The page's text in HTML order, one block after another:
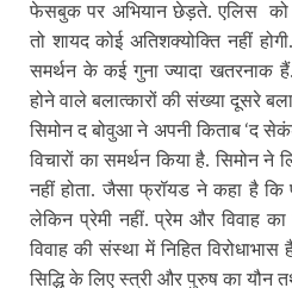
फेसबुक पर अभियान छेड़ते. एलिस को
तो शायद कोई अतिशक्योक्ति नहीं
समर्थन के कई गुना ज्यादा खतरनाक
होने वाले बलात्कारों की संख्या दूसरे
सिमोन द बोवुआ ने अपनी किताब ‘द
विचारों का समर्थन किया है. सिमोन ने
नहीं होता. जैसा फ्रॉयड ने कहा है
लेकिन प्रेमी नहीं. प्रेम और विवाह
विवाह की संस्था में निहित
सिद्धि के लिए स्त्री और पुरुष का यौन